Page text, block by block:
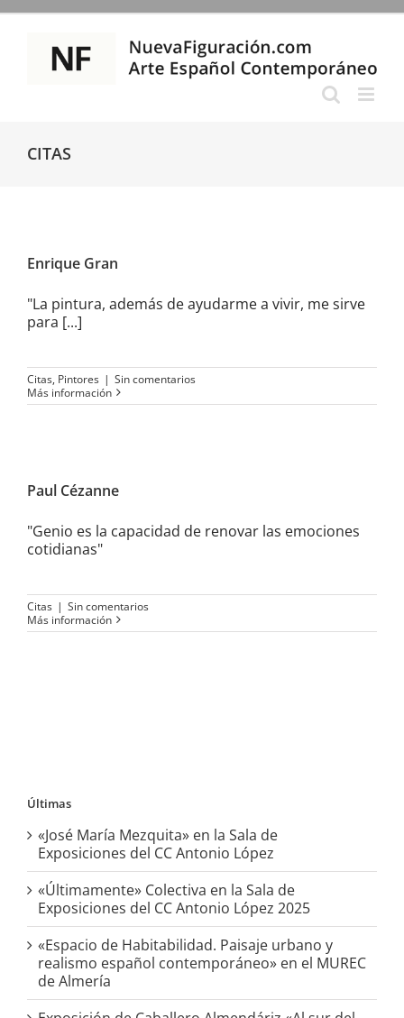
Saltar
contenido
CITAS
Enrique Gran
"La pintura, además de ayudarme a vivir, me sirve
para [...]
Citas, Pintores | Sin comentarios
Más información
Paul Cézanne
"Genio es la capacidad de renovar las emociones
cotidianas"
Citas | Sin comentarios
Más información
Últimas
«José María Mezquita» en la Sala de
Exposiciones del CC Antonio López
«Últimamente» Colectiva en la Sala de
Exposiciones del CC Antonio López 2025
«Espacio de Habitabilidad. Paisaje urbano y
realismo español contemporáneo» en el MUREC
de Almería